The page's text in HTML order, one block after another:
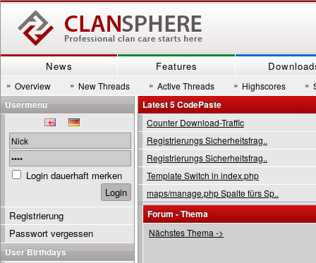
News Features
» Overview » New Threads » Active Threads » Highscores »
Latest 5 CodePaste
Counter Download-Traffic
Registrierungs Sicherheitsfrag..
Registrierungs Sicherheitsfrag..
Template Switch in index.php
maps/manage.php Spalte fürs Sp..
Forum - Thema
Nächstes Thema ->
Usermenu
Login dauerhaft merken
Registrierung
Passwort vergessen
User Birthdays